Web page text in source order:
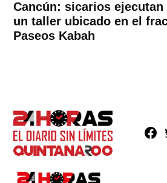
Cancún: sicarios ejecutan
un taller ubicado en el
Paseos Kabah